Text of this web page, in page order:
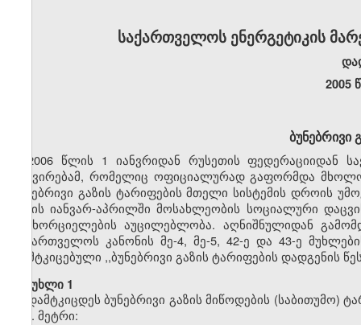
საქართველოს ენერგეტიკის
2005
ბუნებრივი
2006 წლის 1 იანვრიდან რუსეთის ფედერაციიდან
გაძვირებამ, რომელიც ოფიციალურად გაფორმდა
ბუნებრივი გაზის ტარიფების მთელი სისტემის დროის
წლის იანვარ-აპრილში მოსახლეობის სოციალური
განხორციელების აუცილებლობა. აღნიშნულიდან
საქართველოს კანონის მე-4, მე-5, 42-ე და 43-ე
დამტკიცებული ,,ბუნებრივი გაზის ტარიფების დადგენის
მუხლი 1
დამტკიცდეს ბუნებრივი გაზის მიწოდების
კუბ. მეტრი: